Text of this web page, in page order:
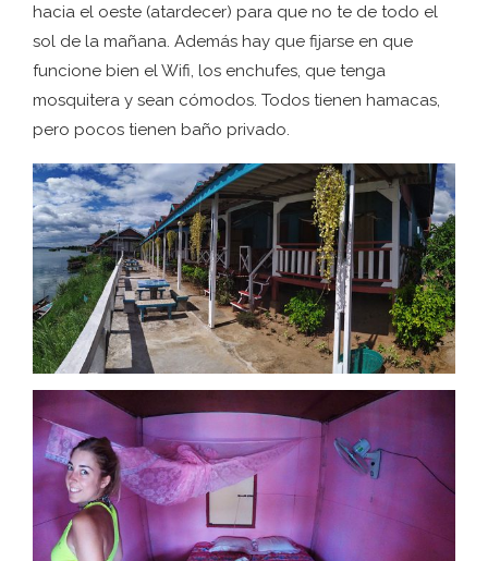
hacia el oeste (atardecer) para que no te de todo el
sol de la mañana. Además hay que fijarse en que
funcione bien el Wifi, los enchufes, que tenga
mosquitera y sean cómodos. Todos tienen hamacas,
pero pocos tienen baño privado.